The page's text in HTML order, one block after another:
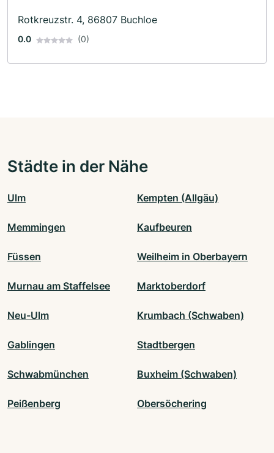
Rotkreuzstr. 4, 86807 Buchloe
0.0 (0)
Städte in der Nähe
Ulm Kempten (Allgäu)
Memmingen Kaufbeuren
Füssen Weilheim in Oberbayern
Murnau am Staffelsee Marktoberdorf
Neu-Ulm Krumbach (Schwaben)
Gablingen Stadtbergen
Schwabmünchen Buxheim (Schwaben)
Peißenberg Obersöchering